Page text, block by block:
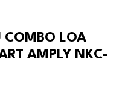
COMBO LOA
AMPLY NKC-